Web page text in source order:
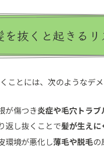
を抜くと起きるリ
ことには、次のようなデ
が傷つき炎症や毛穴トラブ
返し抜くことで髪が生えに
環境が悪化し薄毛や脱毛の